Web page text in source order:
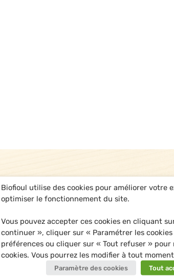
Biofioul utilise des cookies pour améliorer votre
optimiser le fonctionnement du site.
Vous pouvez accepter ces cookies en cliquant
continuer », cliquer sur « Paramétrer les
préférences ou cliquer sur « Tout refuser » pour
cookies. Vous pourrez les modifier à tout
Paramètre des cookies Tout